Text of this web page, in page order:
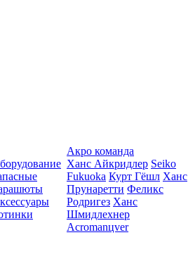
Акро команда
Ханс Айкридлер Seiko
Fukuoka Курт Гёшл Ханс
Прунаретти Феликс
Родригез Ханс
Шмидлехнер
Acromanцver